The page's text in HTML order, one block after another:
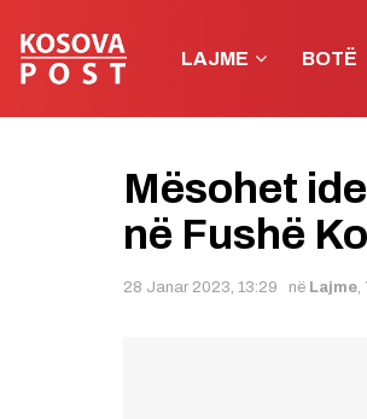
LAJME BOTË
Mësohet
në Fushë
28 Janar 2023, 13:29 në Lajme,